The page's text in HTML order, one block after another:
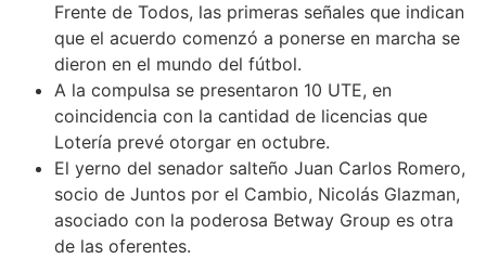
Frente de Todos, las primeras señales que indican
que el acuerdo comenzó a ponerse en marcha se
dieron en el mundo del fútbol.
A la compulsa se presentaron 10 UTE, en
coincidencia con la cantidad de licencias que
Lotería prevé otorgar en octubre.
El yerno del senador salteño Juan Carlos Romero,
socio de Juntos por el Cambio, Nicolás Glazman,
asociado con la poderosa Betway Group es otra
de las oferentes.